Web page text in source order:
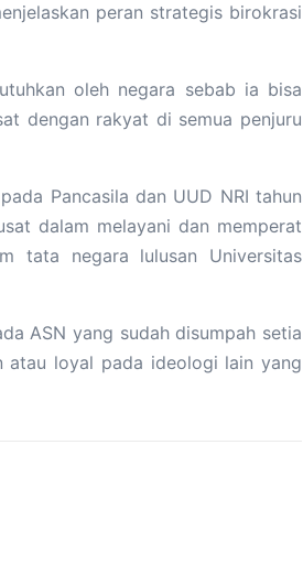
peran strategis birokrasi
oleh negara sebab ia bisa
dengan rakyat di semua penjuru
Pancasila dan UUD NRI tahun
dalam melayani dan memperat
tata negara lulusan Universitas
ASN yang sudah disumpah setia
atau loyal pada ideologi lain yang